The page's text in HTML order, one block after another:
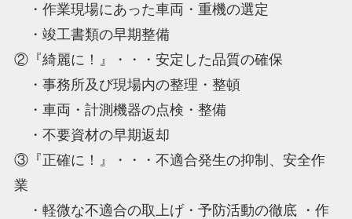
・作業現場にあった車両・重機の選定
・竣工書類の早期整備
②『綺麗に！』・・・安定した品質の確保
・事務所及び現場内の整理・整頓
・車両・計測機器の点検・整備
・不要資材の早期返却
③『正確に！』・・・不適合発生の抑制、安全作
業
・軽微な不適合の取上げ・予防活動の徹底 ・作